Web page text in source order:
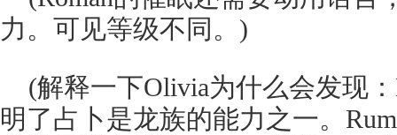
力。可见等级不同。)
(解释一下Olivia为什么会发现
明了占卜是龙族的能力之一。